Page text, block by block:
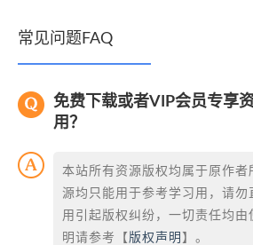
常见问题FAQ
免费下载或者VIP会员专享
用？
本站所有资源版权均属于原作者
源均只能用于参考学习用，请勿
用引起版权纠纷，一切责任均由
明请参考【 版权声明 】。